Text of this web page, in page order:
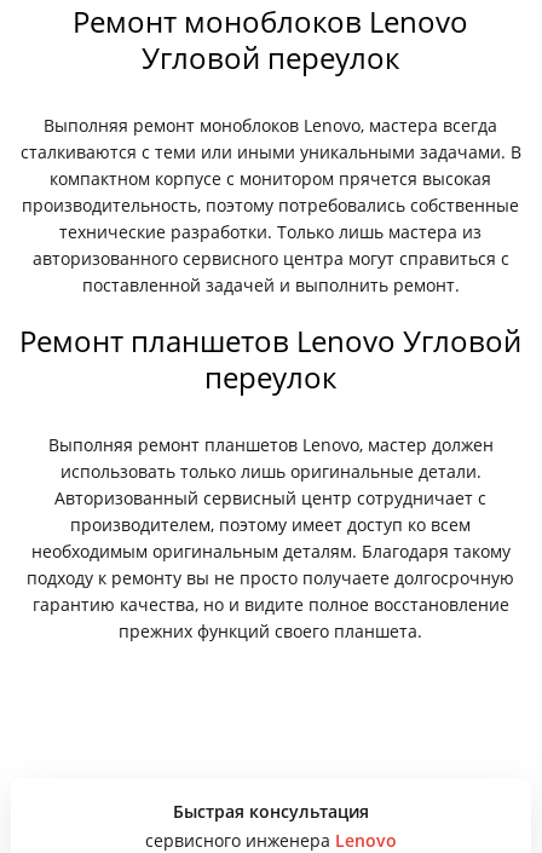
Ремонт моноблоков Lenovo
Угловой переулок
Выполняя ремонт моноблоков Lenovo, мастера всегда
сталкиваются с теми или иными уникальными задачами. В
компактном корпусе с монитором прячется высокая
производительность, поэтому потребовались собственные
технические разработки. Только лишь мастера из
авторизованного сервисного центра могут справиться с
поставленной задачей и выполнить ремонт.
Ремонт планшетов Lenovo Угловой
переулок
Выполняя ремонт планшетов Lenovo, мастер должен
использовать только лишь оригинальные детали.
Авторизованный сервисный центр сотрудничает с
производителем, поэтому имеет доступ ко всем
необходимым оригинальным деталям. Благодаря такому
подходу к ремонту вы не просто получаете долгосрочную
гарантию качества, но и видите полное восстановление
прежних функций своего планшета.
Быстрая консультация
сервисного инженера Lenovo